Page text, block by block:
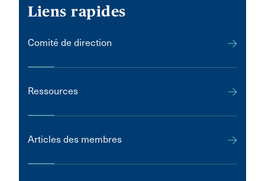
Liens rapides
Comité de direction
Ressources
Articles des membres